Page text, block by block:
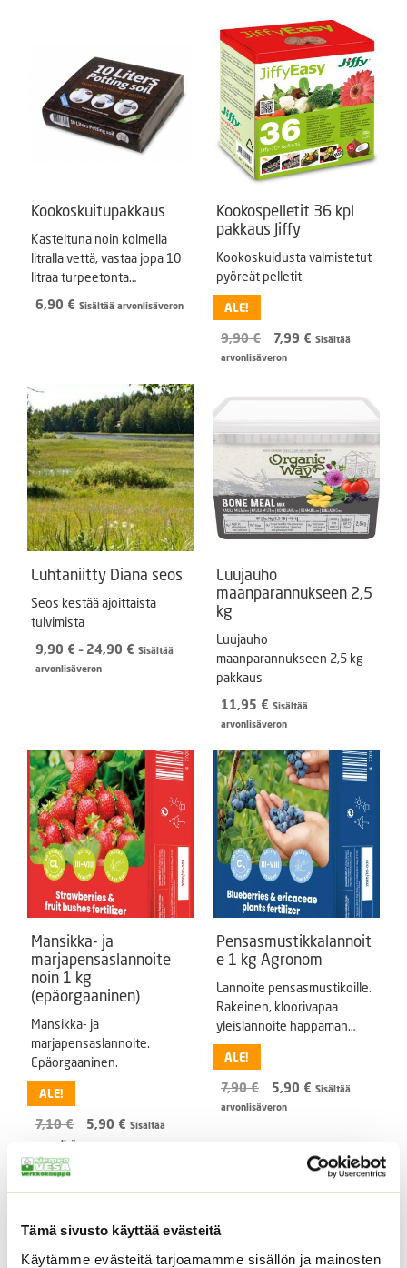
Tämä sivusto käyttää evästeitä
Käytämme evästeitä tarjoamamme sisällön ja mainosten
16,90 €.14,90 €.
Kookoskuitupakkaus
Kasteltuna noin kolmella
litralla vettä, vastaa jopa 10
litraa turpeetonta
kookoskuitu pohjoista
kasvualustaa. Pakkauksen
6,90 € Sisältää arvonlisäveron
Kookospelletit 36 kpl
pakkaus Jiffy
Kookoskuidusta valmistetut
pyöreät pelletit.
ALE!
9,90€
Alkuperäinen
hinta
7,99 € Nykyinen
Sisältää
arvonlisäveron
Luhtaniitty Diana seos
Seos kestää ajoittaista
tulvimista
9,90 € – 24,90 € Hintaluokka:
Sisältää
arvonlisäveron
Luujauho
maanparannukseen 2,5
kg
Luujauho
maanparannukseen 2,5 kg
pakkaus
11,95 € Sisältää
arvonlisäveron
Mansikka- ja
marjapensaslannoite
noin 1 kg
(epäorgaaninen)
Mansikka- ja
marjapensaslannoite.
Epäorgaaninen.
ALE!
7,10€
Alkuperäinen
hinta
5,90 € Nykyinen
Sisältää
arvonlisäveron
Pensasmustikkalannoit
e 1 kg Agronom
Lannoite pensasmustikoille.
Rakeinen, kloorivapaa
yleislannoite happaman
maan kasveille
ALE!
7,90€
Alkuperäinen
hinta
5,90 € Nykyinen
Sisältää
arvonlisäveron